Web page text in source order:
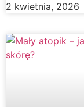
2 kwietnia, 2026